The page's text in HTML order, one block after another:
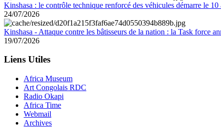
Kinshasa : le contrôle technique renforcé des véhicules démarre le 10
24/07/2026
Kinshasa - Attaque contre les bâtisseurs de la nation : la Task force
19/07/2026
Liens Utiles
Africa Museum
Art Congolais RDC
Radio Okapi
Africa Time
Webmail
Archives